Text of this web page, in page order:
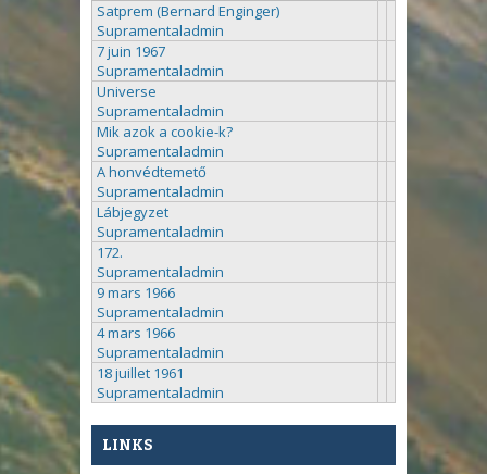
Satprem (Bernard Enginger)
Supramentaladmin
7 juin 1967
Supramentaladmin
Universe
Supramentaladmin
Mik azok a cookie-k?
Supramentaladmin
A honvédtemető
Supramentaladmin
Lábjegyzet
Supramentaladmin
172.
Supramentaladmin
9 mars 1966
Supramentaladmin
4 mars 1966
Supramentaladmin
18 juillet 1961
Supramentaladmin
LINKS